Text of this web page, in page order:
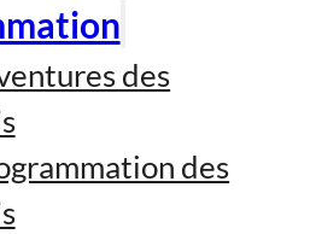
des
des